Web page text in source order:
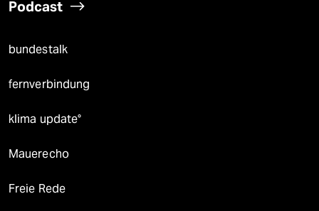
Podcast
bundestalk
fernverbindung
klima update°
Mauerecho
Freie Rede